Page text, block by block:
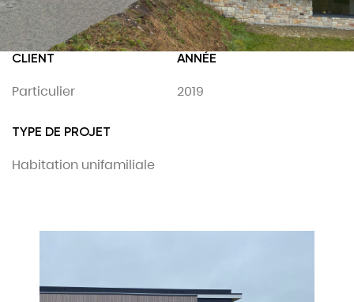
CLIENT
Particulier
ANNÉE
2019
TYPE DE PROJET
Habitation unifamiliale